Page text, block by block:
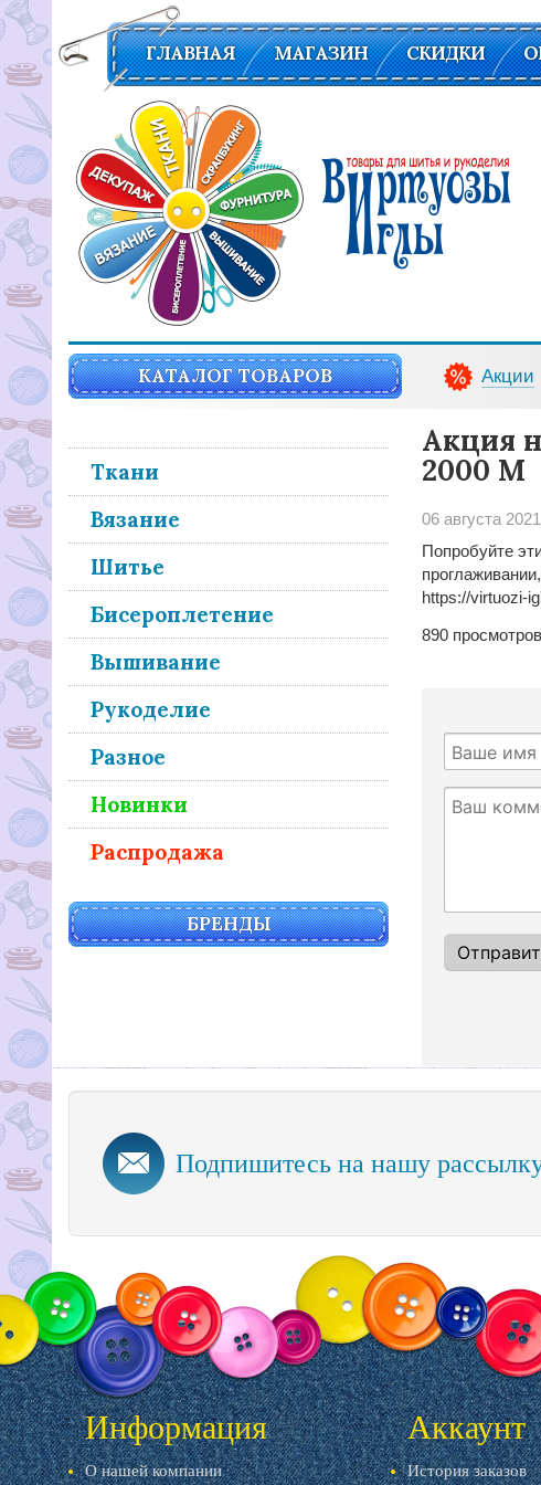
ГЛАВНАЯ МАГАЗИН СКИДКИ
КАТАЛОГ ТОВАРОВ Акции
Ткани
Вязание
Шитье
Бисероплетение
Вышивание
Рукоделие
Разное
Новинки
Распродажа
БРЕНДЫ
Акция
2000 М
06 августа 2021
Попробуйте
https://virtuozi-
890 просмотров
Подпишитесь на нашу
Информация
О нашей компании
Аккаунт
История заказов